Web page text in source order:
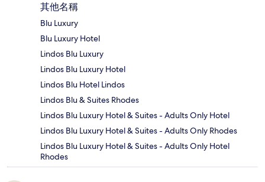
其他名稱
Blu Luxury
Blu Luxury Hotel
Lindos Blu Luxury
Lindos Blu Luxury Hotel
Lindos Blu Hotel Lindos
Lindos Blu & Suites Rhodes
Lindos Blu Luxury Hotel & Suites - Adults Only Hotel
Lindos Blu Luxury Hotel & Suites - Adults Only Rhodes
Lindos Blu Luxury Hotel & Suites - Adults Only Hotel
Rhodes